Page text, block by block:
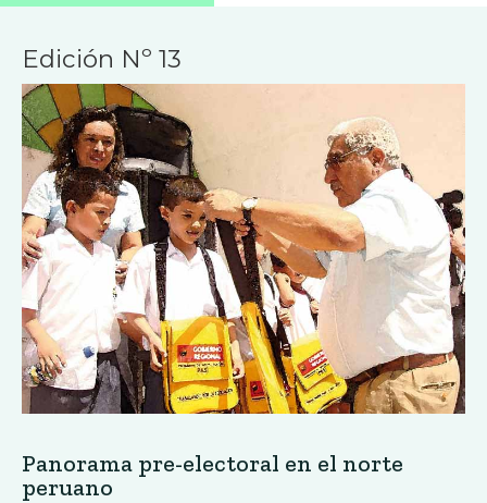
Edición Nº 13
Panorama pre-electoral en el norte
peruano